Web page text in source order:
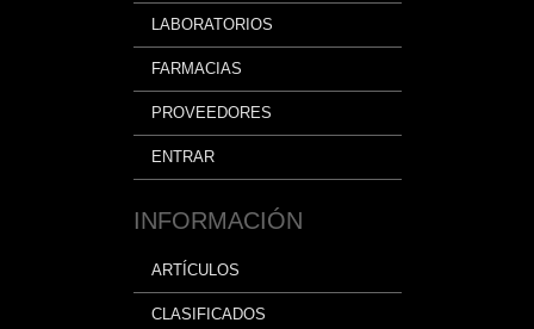
LABORATORIOS
FARMACIAS
PROVEEDORES
ENTRAR
INFORMACIÓN
ARTÍCULOS
CLASIFICADOS